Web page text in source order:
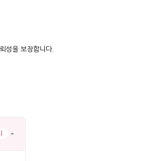
성을 보장합니다.